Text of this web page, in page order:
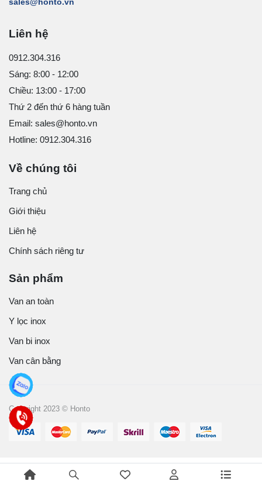
Liên hệ
0912.304.316
Sáng: 8:00 - 12:00
Chiều: 13:00 - 17:00
Thứ 2 đến thứ 6 hàng tuần
Email: sales@honto.vn
Hotline: 0912.304.316
Về chúng tôi
Trang chủ
Giới thiệu
Liên hệ
Chính sách riêng tư
Sản phẩm
Van an toàn
Y lọc inox
Van bi inox
Van cân bằng
Copyright 2023 © Honto